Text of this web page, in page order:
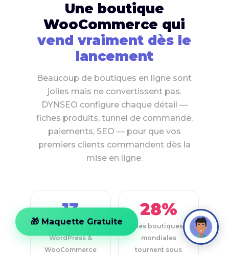
Une boutique
WooCommerce qui
vend vraiment dès le
lancement
Beaucoup de boutiques en ligne sont
jolies mais ne convertissent pas.
DYNSEO configure chaque détail —
fiches produits, tunnel de commande,
paiements, SEO — pour que vos
premiers clients commandent dès la
mise en ligne.
13
ans d'expertise
WordPress &
WooCommerce
28%
des boutiques
mondiales
tournent sous
🎁 Maquette Gratuite